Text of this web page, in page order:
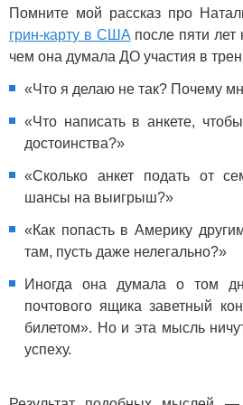
Помните мой рассказ про
грин-карту в США после пяти
чем она думала ДО участия в
«Что я делаю не так? Почему
«Что написать в анкете,
достоинства?»
«Сколько анкет подать от
шансы на выигрыш?»
«Как попасть в Америку
там, пусть даже нелегально?»
Иногда она думала о том
почтового ящика заветный
билетом». Но и эта мысль
успеху.